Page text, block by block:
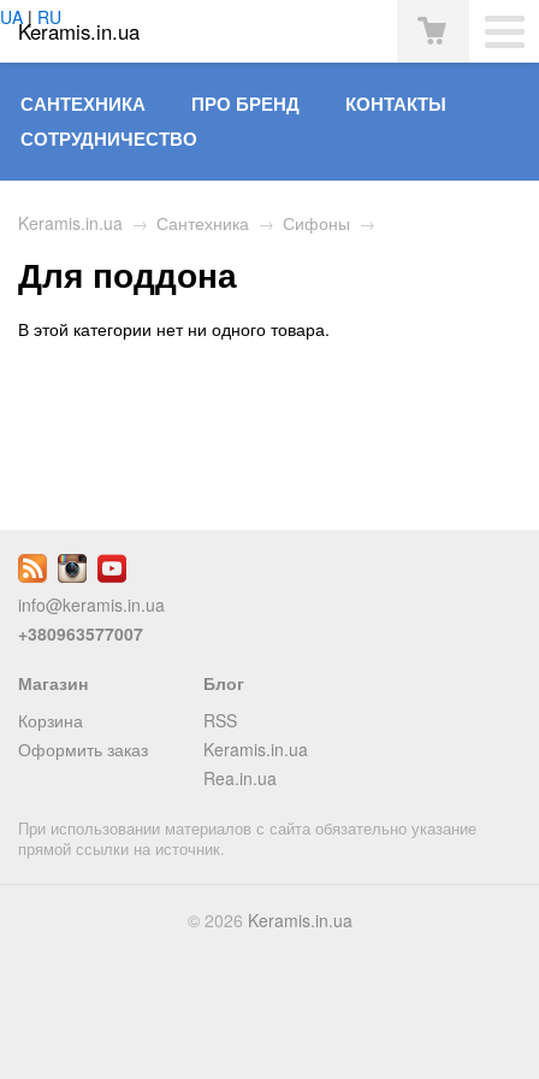
Keramis.in.ua
UA | RU
САНТЕХНИКА ПРО БРЕНД
КОНТАКТЫ
СОТРУДНИЧЕСТВО
Keramis.in.ua → Сантехника → Сифоны →
Для поддона
В этой категории нет ни одного товара.
info@keramis.in.ua
+380963577007
Магазин
Корзина
Оформить заказ
Блог
RSS
Keramis.in.ua
Rea.in.ua
При использовании материалов с сайта обязательно указание
прямой ссылки на источник.
© 2026 Keramis.in.ua